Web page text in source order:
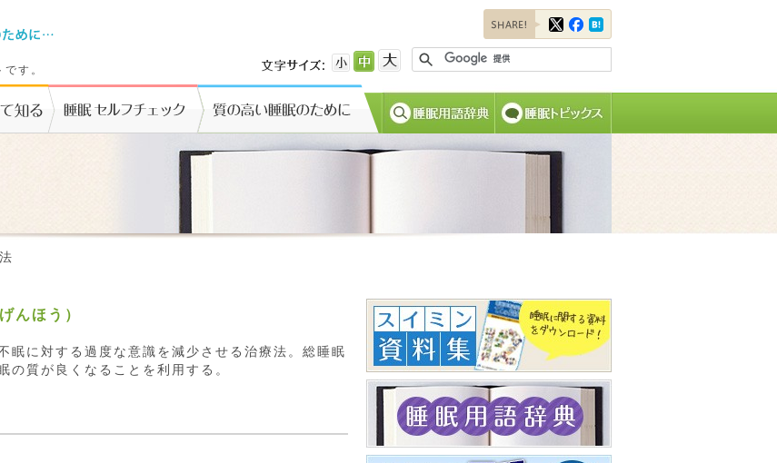
す。
んほう）
眠に対する過度な意識を減少させる治療法。総睡眠
の質が良くなることを利用する。